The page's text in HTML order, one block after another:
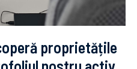
proprietățile